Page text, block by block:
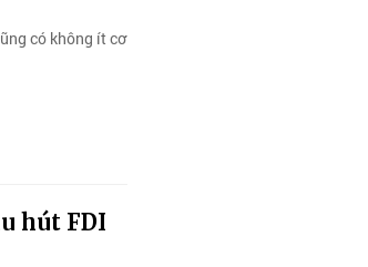
có không ít cơ
hút FDI